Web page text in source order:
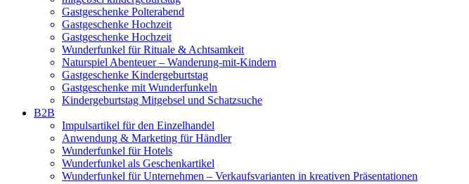
Gastgeschenke Polterabend
Gastgeschenke Hochzeit
Gastgeschenke Hochzeit
Wunderfunkel für Rituale & Achtsamkeit
Naturspiel Abenteuer – Wanderung-mit-Kindern
Gastgeschenke Kindergeburtstag
Gastgeschenke mit Wunderfunkeln
Kindergeburtstag Mitgebsel und Schatzsuche
B2B
Impulsartikel für den Einzelhandel
Anwendung & Marketing für Händler
Wunderfunkel für Hotels
Wunderfunkel als Geschenkartikel
Wunderfunkel für Unternehmen – Verkaufsvarianten in kreativen Präsentationen